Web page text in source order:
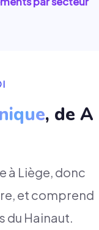
, de A
à Liège, donc
et comprend
du Hainaut.